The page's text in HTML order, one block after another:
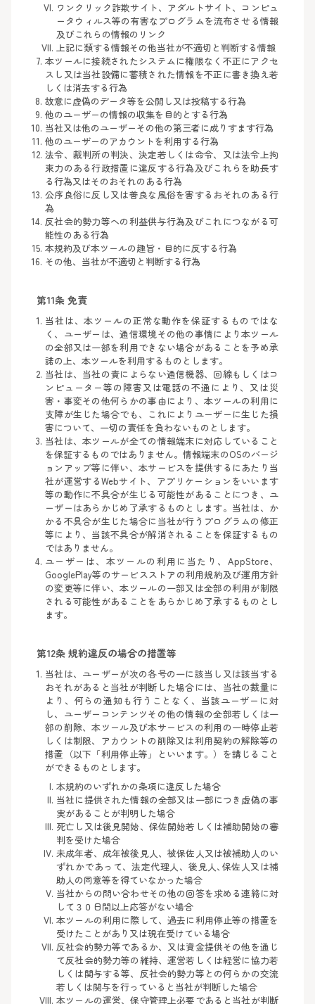
ワンクリック詐欺サイト、アダルトサイト、コンピュ
ータウィルス等の有害なプログラムを流布させる情報
及びこれらの情報のリンク
上記に類する情報その他当社が不適切と判断する情報
本ツールに接続されたシステムに権限なく不正にアクセ
スし又は当社設備に蓄積された情報を不正に書き換え若
しくは消去する行為
故意に虚偽のデータ等を公開し又は投稿する行為
他のユーザーの情報の収集を目的とする行為
当社又は他のユーザーその他の第三者に成りすます行為
他のユーザーのアカウントを利用する行為
法令、裁判所の判決、決定若しくは命令、又は法令上拘
束力のある行政措置に違反する行為及びこれらを助長す
る行為又はそのおそれのある行為
公序良俗に反し又は善良な風俗を害するおそれのある行
為
反社会的勢力等への利益供与行為及びこれにつながる可
能性のある行為
本規約及び本ツールの趣旨・目的に反する行為
その他、当社が不適切と判断する行為
第11条 免責
当社は、本ツールの正常な動作を保証するものではな
く、ユーザーは、通信環境その他の事情により本ツール
の全部又は一部を利用できない場合があることを予め承
諾の上、本ツールを利用するものとします。
当社は、当社の責によらない通信機器、回線もしくはコ
ンピューター等の障害又は電話の不通により、又は災
害・事変その他何らかの事由により、本ツールの利用に
支障が生じた場合でも、これによりユーザーに生じた損
害について、一切の責任を負わないものとします。
当社は、本ツールが全ての情報端末に対応していること
を保証するものではありません。情報端末のOSのバージ
ョンアップ等に伴い、本サービスを提供するにあたり当
社が運営するWebサイト、アプリケーションをいいます
等の動作に不具合が生じる可能性があることにつき、ユ
ーザーはあらかじめ了承するものとします。当社は、か
かる不具合が生じた場合に当社が行うプログラムの修正
等により、当該不具合が解消されることを保証するもの
ではありません。
ユーザーは、本ツールの利用に当たり、AppStore、
GooglePlay等のサービスストアの利用規約及び運用方針
の変更等に伴い、本ツールの一部又は全部の利用が制限
される可能性があることをあらかじめ了承するものとし
ます。
第12条 規約違反の場合の措置等
当社は、ユーザーが次の各号の一に該当し又は該当する
おそれがあると当社が判断した場合には、当社の裁量に
より、何らの通知も行うことなく、当該ユーザーに対
し、ユーザーコンテンツその他の情報の全部若しくは一
部の削除、本ツール及び本サービスの利用の一時停止若
しくは制限、アカウントの削除又は利用契約の解除等の
措置（以下「利用停止等」といいます。）を講じること
ができるものとします。
本規約のいずれかの条項に違反した場合
当社に提供された情報の全部又は一部につき虚偽の事
実があることが判明した場合
死亡し又は後見開始、保佐開始若しくは補助開始の審
判を受けた場合
未成年者、成年被後見人、被保佐人又は被補助人のい
ずれかであって、法定代理人、後見人､保佐人又は補
助人の同意等を得ていなかった場合
当社からの問い合わせその他の回答を求める連絡に対
して３０日間以上応答がない場合
本ツールの利用に際して、過去に利用停止等の措置を
受けたことがあり又は現在受けている場合
反社会的勢力等であるか、又は資金提供その他を通じ
て反社会的勢力等の維持、運営若しくは経営に協力若
しくは関与する等、反社会的勢力等との何らかの交流
若しくは関与を行っていると当社が判断した場合
本ツールの運営、保守管理上必要であると当社が判断